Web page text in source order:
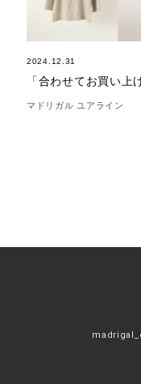
2024.12.31
マドリガル ユアライン